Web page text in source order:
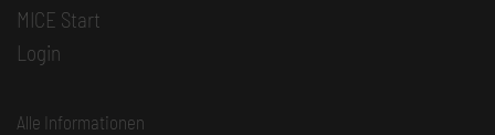
MICE Start
Login
Alle Informationen